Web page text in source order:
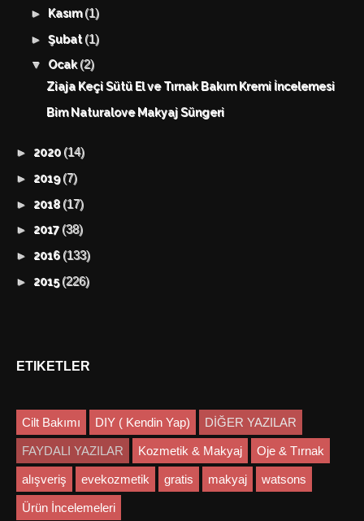
► Kasım(1)
►Şubat(1)
▼ Ocak(2)
Ziaja Keçi Sütü El ve Tırnak Bakım Kremi İncelemesi
Bim Naturalove Makyaj Süngeri
► 2020 (14)
► 2019(7)
► 2018 (17)
► 2017 (38)
► 2016 (133)
► 2015(226)
ETIKETLER
Cilt Bakımı DIY ( Kendin Yap) DİĞER YAZILAR
FAYDALI YAZILAR Kozmetik & Makyaj Oje & Tırnak
alışveriş evekozmetik gratis makyaj watsons
Ürün İncelemeleri